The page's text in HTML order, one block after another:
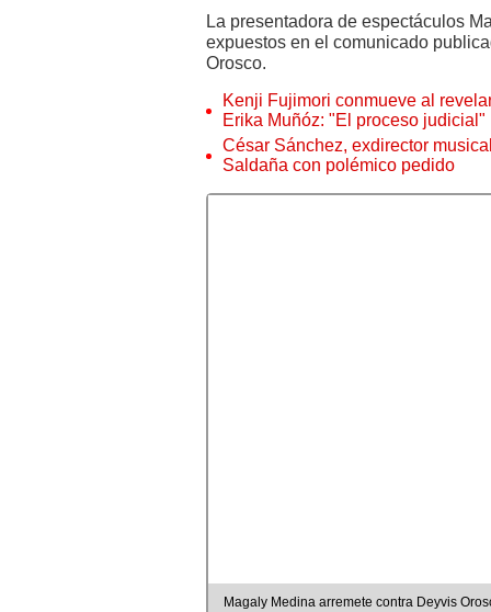
La presentadora de espectáculos
expuestos en el comunicado
Orosco.
Kenji Fujimori conmueve al
Erika Muñóz: "El proceso judicial"
César Sánchez, exdirector
Saldaña con polémico pedido
Magaly Medina arremete contra Deyvis